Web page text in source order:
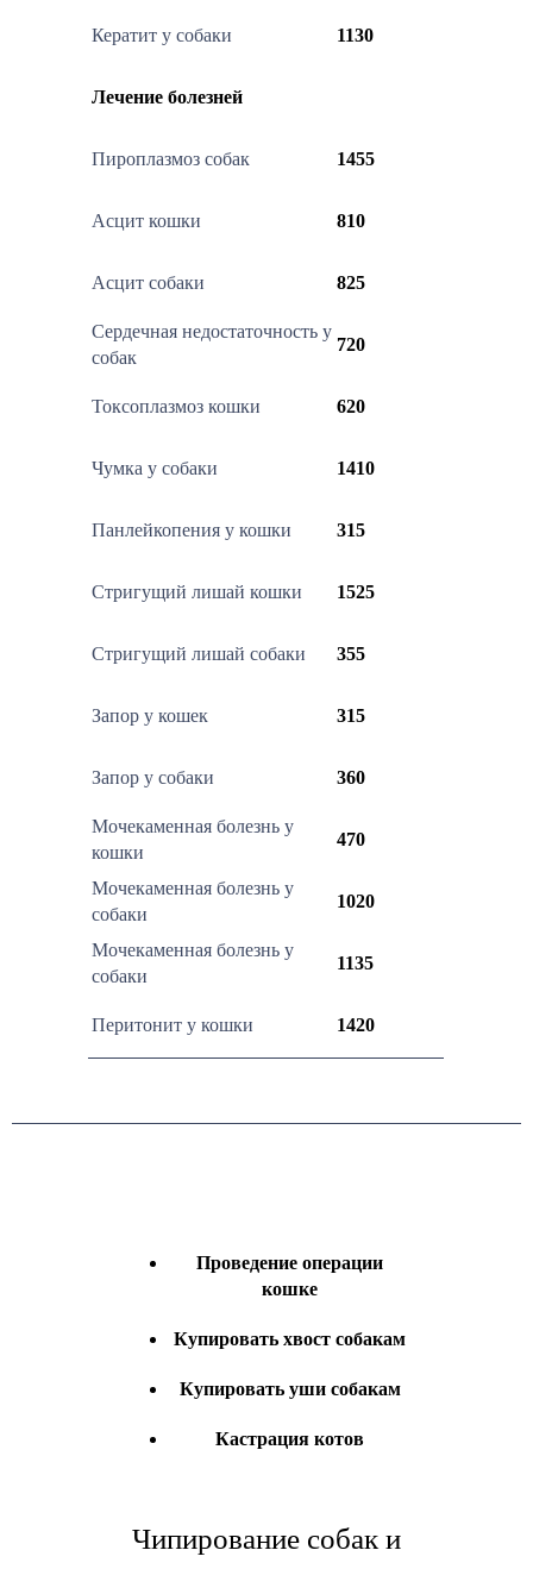
Кератит у собаки 1130
Лечение болезней
Пироплазмоз собак 1455
Асцит кошки 810
Асцит собаки 825
Сердечная недостаточность у
собак
720
Токсоплазмоз кошки 620
Чумка у собаки 1410
Панлейкопения у кошки 315
Стригущий лишай кошки 1525
Стригущий лишай собаки 355
Запор у кошек 315
Запор у собаки 360
Мочекаменная болезнь у
кошки
470
Мочекаменная болезнь у
собаки
1020
Мочекаменная болезнь у
собаки
1135
Перитонит у кошки 1420
Проведение операции
кошке
Купировать хвост собакам
Купировать уши собакам
Кастрация котов
Чипирование собак и